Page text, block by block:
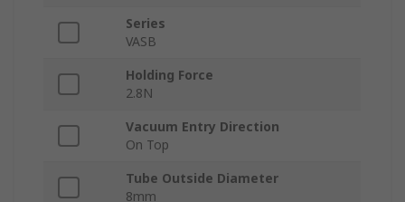
Series
VASB
Holding Force
2.8N
Vacuum Entry Direction
On Top
Tube Outside Diameter
8mm